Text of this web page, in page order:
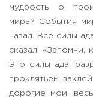
мудрость о
мира? События
назад. Все силы
сказал: «Запомни,
Это силы ада,
проклятьем
дорогие мои,